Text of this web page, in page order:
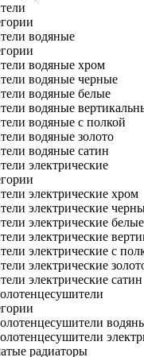
водяные
водяные хром
водяные черные
водяные белые
водяные
водяные с полкой
водяные золото
водяные сатин
электрические
электрические хром
электрические
электрические белые
электрические
электрические с
электрические
электрические сатин